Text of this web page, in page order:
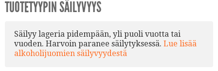
TUOTETYYPIN SÄILYVYYS
Säilyy lageria pidempään, yli puoli vuotta tai
vuoden. Harvoin paranee säilytyksessä. Lue lisää
alkoholijuomien säilyvyydestä